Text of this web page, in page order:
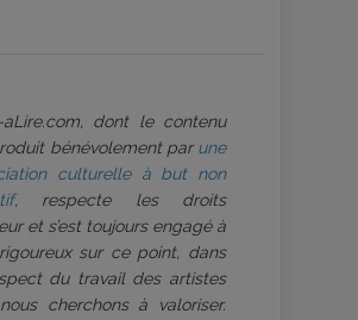
aLire.com, dont le contenu
bénévolement par une
culturelle à but non
, respecte les droits
et s’est toujours engagé à
sur ce point, dans
du travail des artistes
cherchons à valoriser.